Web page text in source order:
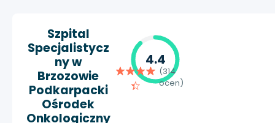
Szpital
Specjalistycz
ny w
Brzozowie
Podkarpacki
Ośrodek
Onkologiczny
4.4
(314
ocen)